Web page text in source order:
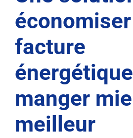
facture
manger
meilleur